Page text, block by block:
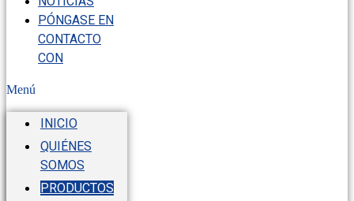
PÓNGASE EN
CONTACTO
CON
Menú
INICIO
QUIÉNES
SOMOS
PRODUCTOS